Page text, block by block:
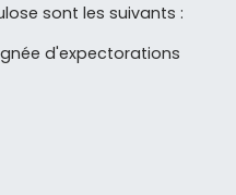
sont les suivants :
d'expectorations